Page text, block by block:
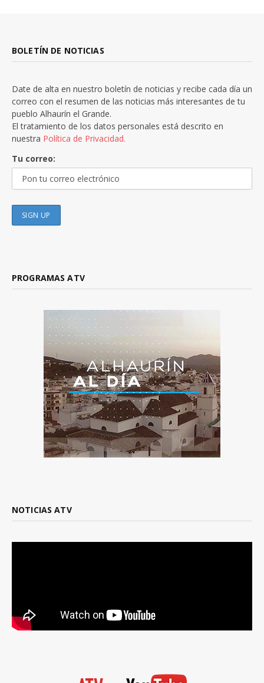
BOLETÍN DE NOTICIAS
Date de alta en nuestro boletín de noticias y recibe cada día un
correo con el resumen de las noticias más interesantes de tu
pueblo Alhaurín el Grande.
El tratamiento de los datos personales está descrito en
nuestra Política de Privacidad.
Tu correo:
PROGRAMAS ATV
NOTICIAS ATV